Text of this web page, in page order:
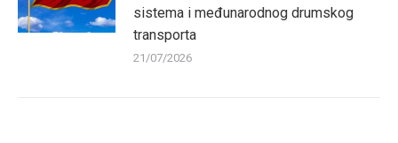
sistema i međunarodnog drumskog
transporta
21/07/2026